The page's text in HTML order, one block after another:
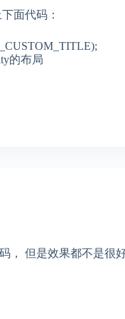
面代码：
的布局
， 但是效果都不是很